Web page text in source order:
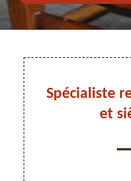
Spécialiste
et